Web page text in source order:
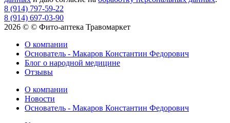
8 (914) 797-59-22
8 (914) 697-03-90
2026 © © Фито-аптека Травомаркет
О компании
Основатель - Макаров Константин Федорович
Блог о народной медицине
Отзывы
О компании
Новости
Основатель - Макаров Константин Федорович